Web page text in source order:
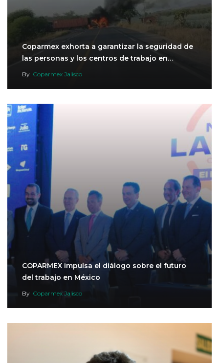
Coparmex exhorta a garantizar la seguridad de
las personas y los centros de trabajo en…
By Coparmex Jalisco
COPARMEX impulsa el diálogo sobre el futuro
del trabajo en México
By Coparmex Jalisco